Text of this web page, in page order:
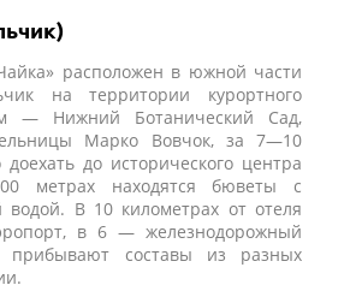
расположен в южной части
на территории курортного
— Нижний Ботанический Сад,
Марко Вовчок, за 7—10
до исторического центра
метрах находятся бюветы с
водой. В 10 километрах от отеля
в 6 — железнодорожный
прибывают составы из разных